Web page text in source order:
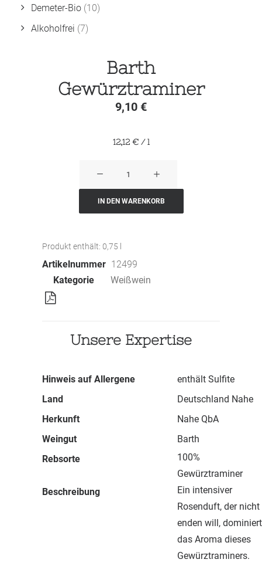
Demeter-Bio (10)
Alkoholfrei (7)
Barth
Gewürztraminer
9,10 €
12,12 €/l
Menge
IN DEN WARENKORB
Produkt enthält: 0,75
Artikelnummer 12499
Kategorie
Weißwein
Unsere Expertise
Hinweis auf Allergene
enthält Sulfite
Land
Deutschland Nahe
Herkunft
Nahe QbA
Weingut
Barth
Rebsorte
100%
Gewürztraminer
Beschreibung
Ein intensiver
Rosenduft, der nicht
enden will, dominiert
das Aroma dieses
Gewürztraminers.